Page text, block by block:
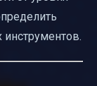
инструментов.